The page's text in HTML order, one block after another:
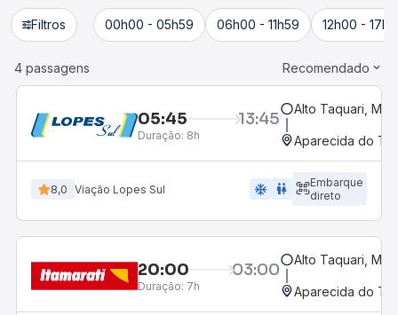
Filtros 00h00 - 05h59 06h00 - 11h59 12h00 -
4 passagens Recomendado
05:45 13:45
Duração: 8h
Alto Taquari, MT
Aparecida do
8,0 Viação Lopes Sul ac_unit wc
Embarque
direto
20:00 03:00
Duração: 7h
Alto Taquari, MT
Aparecida do